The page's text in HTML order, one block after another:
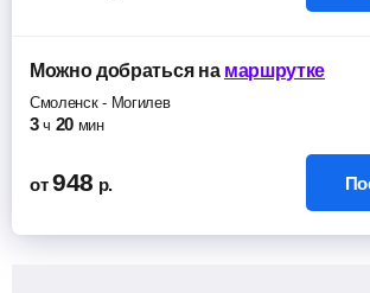
Можно добратьсяна маршрутке
Смоленск- Могилев
3 ч 20 мин
от 948 р.